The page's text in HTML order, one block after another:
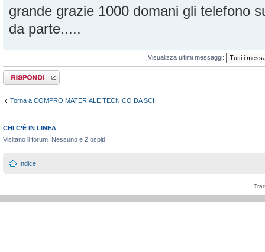
grande grazie 1000 domani gli telefono
da parte.....
Visualizza ultimi messaggi:
Rispondi al
messaggio
Torna a COMPRO MATERIALE TECNICO DA SCI
CHI C’È IN LINEA
Visitano il forum: Nessuno e 2 ospiti
Indice